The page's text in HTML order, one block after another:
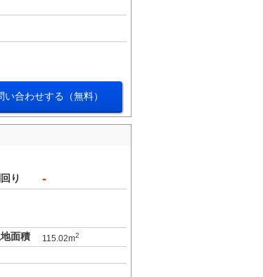
い合わせする（無料）
り -
面積 115.02m2